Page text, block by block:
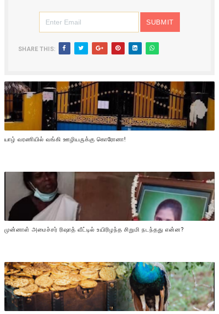
SHARE THIS:
யாழ் வரணியில் வங்கி ஊழியருக்கு கொரோனா!
முன்னாள் அமைச்சர் ரிஷாத் வீட்டில் உயிரிழந்த சிறுமி நடந்தது என்ன?